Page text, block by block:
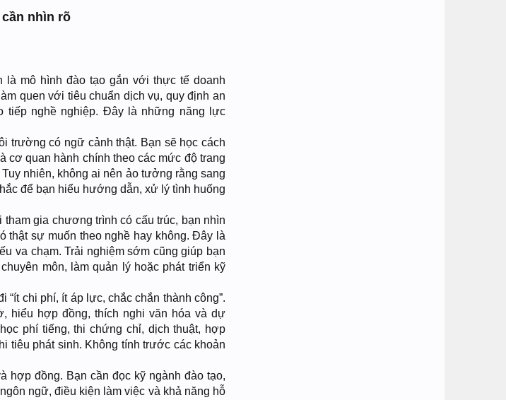
nhìn rõ
mô hình đào tạo gắn với thực tế doanh
quen với tiêu chuẩn dịch vụ, quy định an
tiếp nghề nghiệp. Đây là những năng lực
trường có ngữ cảnh thật. Bạn sẽ học cách
cơ quan hành chính theo các mức độ trang
nhiên, không ai nên ảo tưởng rằng sang
để bạn hiểu hướng dẫn, xử lý tình huống
gia chương trình có cấu trúc, bạn nhìn
thật sự muốn theo nghề hay không. Đây là
va chạm. Trải nghiệm sớm cũng giúp bạn
môn, làm quản lý hoặc phát triển kỹ
chi phí, ít áp lực, chắc chắn thành công”.
hiểu hợp đồng, thích nghi văn hóa và dự
phí tiếng, thi chứng chỉ, dịch thuật, hợp
tiêu phát sinh. Không tính trước các khoản
hợp đồng. Bạn cần đọc kỹ ngành đào tạo,
ngữ, điều kiện làm việc và khả năng hỗ